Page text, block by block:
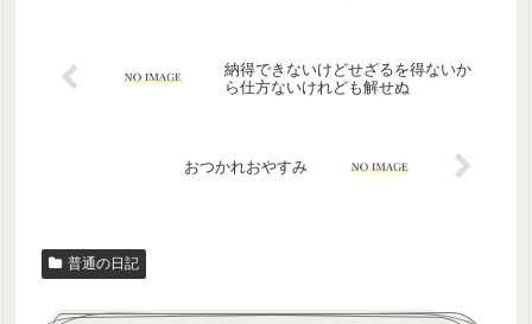
納得できないけどせざるを得ないか
ら仕方ないけれども解せぬ
おつかれおやすみ
普通の日記